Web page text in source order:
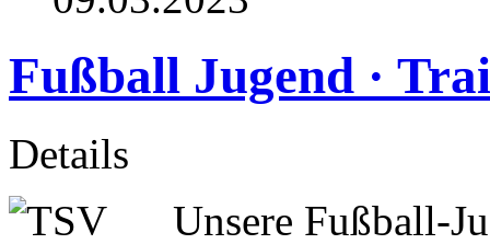
Fußball Jugend ·
Details
Unsere Fußball-